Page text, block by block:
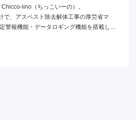
iino（ちっこいーの）。
で、アスベスト除去解体工事の厚労省マ
警報機能・データロギング機能を搭載して
も行うため解体現場の詳細な空気環境を測